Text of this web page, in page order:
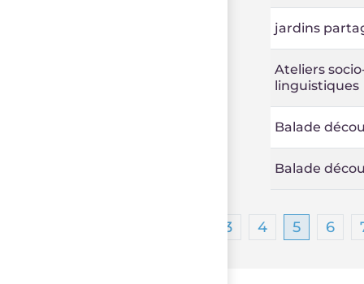
jardins
Ateliers
linguistiques
Balade
Balade
3 4 5 6